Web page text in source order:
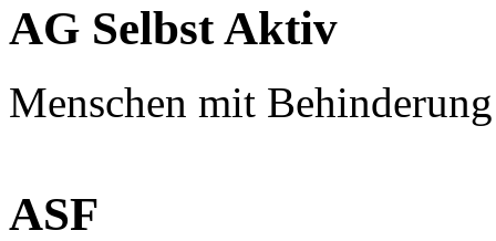
AG Selbst Aktiv
Menschen mit
ASF